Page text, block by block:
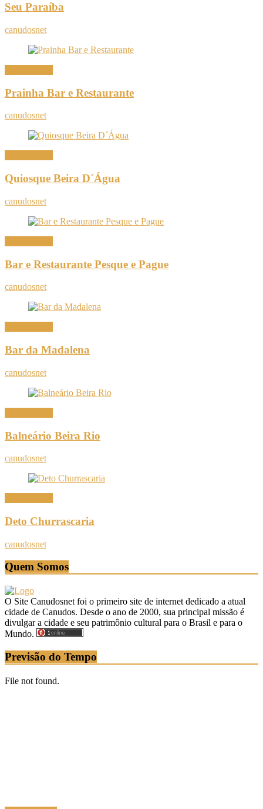
Seu Paraíba
canudosnet
Prainha Bar e Restaurante
canudosnet
Quiosque Beira D´Água
canudosnet
Bar e Restaurante Pesque e Pague
canudosnet
Bar da Madalena
canudosnet
Balneário Beira Rio
canudosnet
Deto Churrascaria
canudosnet
Quem Somos
O Site Canudosnet foi o primeiro site de internet dedicado a atual
cidade de Canudos. Desde o ano de 2000, sua principal missão é
divulgar a cidade e seu patrimônio cultural para o Brasil e para o
Mundo.
Previsão do Tempo